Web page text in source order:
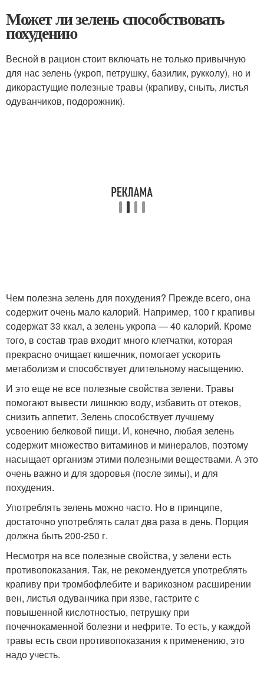
Может ли зелень способствовать
похудению
Весной в рацион стоит включать не только привычную
для нас зелень (укроп, петрушку, базилик, рукколу), но и
дикорастущие полезные травы (крапиву, сныть, листья
одуванчиков, подорожник).
Чем полезна зелень для похудения? Прежде всего, она
содержит очень мало калорий. Например, 100 г крапивы
содержат 33 ккал, а зелень укропа — 40 калорий. Кроме
того, в состав трав входит много клетчатки, которая
прекрасно очищает кишечник, помогает ускорить
метаболизм и способствует длительному насыщению.
И это еще не все полезные свойства зелени. Травы
помогают вывести лишнюю воду, избавить от отеков,
снизить аппетит. Зелень способствует лучшему
усвоению белковой пищи. И, конечно, любая зелень
содержит множество витаминов и минералов, поэтому
насыщает организм этими полезными веществами. А это
очень важно и для здоровья (после зимы), и для
похудения.
Употреблять зелень можно часто. Но в принципе,
достаточно употреблять салат два раза в день. Порция
должна быть 200-250 г.
Несмотря на все полезные свойства, у зелени есть
противопоказания. Так, не рекомендуется употреблять
крапиву при тромбофлебите и варикозном расширении
вен, листья одуванчика при язве, гастрите с
повышенной кислотностью, петрушку при
почечнокаменной болезни и нефрите. То есть, у каждой
травы есть свои противопоказания к применению, это
надо учесть.